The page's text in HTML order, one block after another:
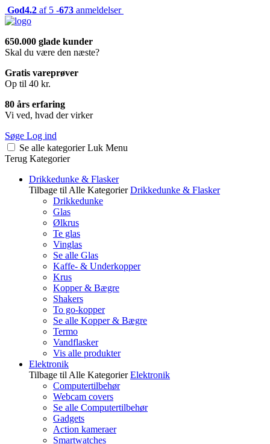
God4.2 af 5 -673 anmeldelser
650.000 glade kunder
Skal du være den næste?
Gratis vareprøver
Op til 40 kr.
80 års erfaring
Vi ved, hvad der virker
Søge Log ind
Se alle kategorier Luk Menu
Terug Kategorier
Drikkedunke & Flasker
Tilbage til Alle Kategorier Drikkedunke & Flasker
Drikkedunke
Glas
Ølkrus
Te glas
Vinglas
Se alle Glas
Kaffe- & Underkopper
Krus
Kopper & Bægre
Shakers
To go-kopper
Se alle Kopper & Bægre
Termo
Vandflasker
Vis alle produkter
Elektronik
Tilbage til Alle Kategorier Elektronik
Computertilbehør
Webcam covers
Se alle Computertilbehør
Gadgets
Action kameraer
Smartwatches